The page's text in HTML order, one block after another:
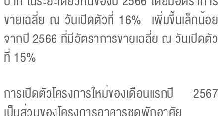
ขายเฉลี่ย ณ วันเปิดตัวที่ 16% เพิ่มขึ้นเล็กน้อย
จากปี 2566 ที่มีอัตราการขายเฉลี่ย ณ วันเปิดตัว
ที่ 15%
การเปิดตัวโครงการใหม่ของเดือนแรกปี 2567